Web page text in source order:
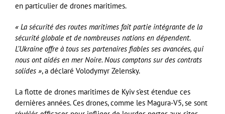
en particulier de drones maritimes.
« La sécurité des routes maritimes fait partie intégrante de la
sécurité globale et de nombreuses nations en dépendent.
L’Ukraine offre à tous ses partenaires fiables ses avancées, qui
nous ont aidés en mer Noire. Nous comptons sur des contrats
solides », a déclaré Volodymyr Zelensky.
La flotte de drones maritimes de Kyiv s’est étendue ces
dernières années. Ces drones, comme les Magura-V5, se sont